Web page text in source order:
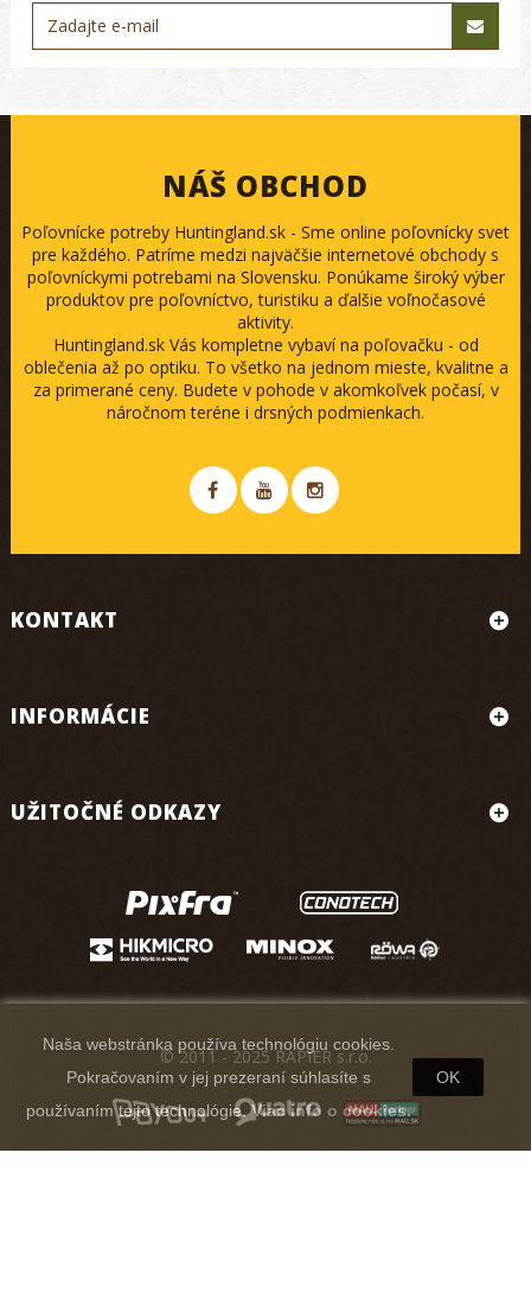
NÁŠ OBCHOD
Poľovnícke potreby Huntingland.sk - Sme online poľovnícky svet
pre každého. Patríme medzi najväčšie internetové obchody s
poľovníckymi potrebami na Slovensku. Ponúkame široký výber
produktov pre poľovníctvo, turistiku a ďalšie voľnočasové
aktivity.
Huntingland.sk Vás kompletne vybaví na poľovačku - od
oblečenia až po optiku. To všetko na jednom mieste, kvalitne a
za primerané ceny. Budete v pohode v akomkoľvek počasí, v
náročnom teréne i drsných podmienkach.
KONTAKT
INFORMÁCIE
UŽITOČNÉ ODKAZY
Naša webstránka používa technológiu cookies.
Pokračovaním v jej prezeraní súhlasíte s
používaním tejto technológie.Viac info o cookies.
OK
© 2011 - 2025 RAPIER s.r.o.